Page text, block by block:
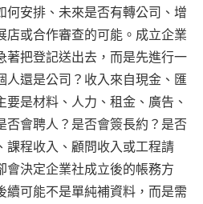
何安排、未來是否有轉公司、增
店或合作審查的可能。成立企業
著把登記送出去，而是先進行一
人還是公司？收入來自現金、匯
是材料、人力、租金、廣告、
否會聘人？是否會簽長約？是否
課程收入、顧問收入或工程請
會決定企業社成立後的帳務方
續可能不是單純補資料，而是需